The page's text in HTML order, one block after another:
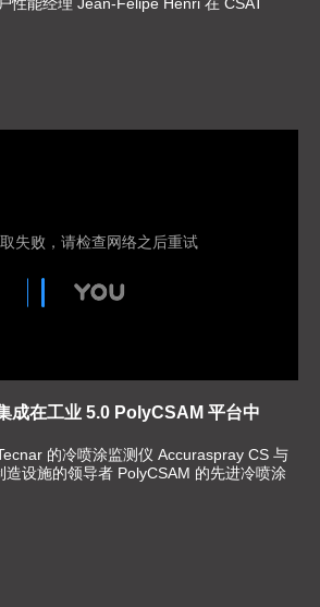
成在工业 5.0 PolyCSAM 平台中
的冷喷涂监测仪 Accuraspray CS 与
造设施的领导者 PolyCSAM 的先进冷喷涂